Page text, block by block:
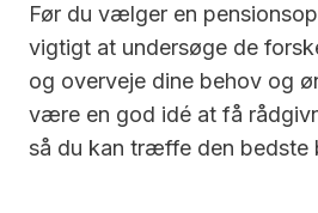
Før du vælger en
vigtigt at undersøge de
og overveje dine behov og
være en god idé at få
så du kan træffe den bedste